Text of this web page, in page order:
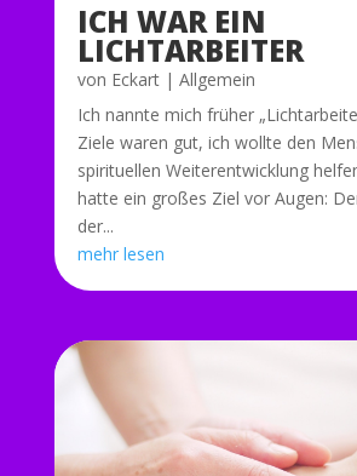
ICH WAR EIN
LICHTARBEITER
von Eckart| Allgemein
Ich nannte mich früher
Ziele waren gut, ich wollte den
spirituellen Weiterentwicklung
hatte ein großes Ziel vor Augen:
der...
mehr lesen